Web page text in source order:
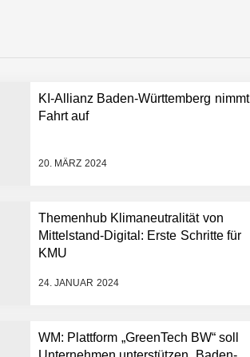
KI-Allianz Baden-Württemberg nimmt
Fahrt auf
20. MÄRZ 2024
Themenhub Klimaneutralität von
Mittelstand-Digital: Erste Schritte für
KMU
24. JANUAR 2024
WM: Plattform „GreenTech BW“ soll
Entwicklungsprozesse